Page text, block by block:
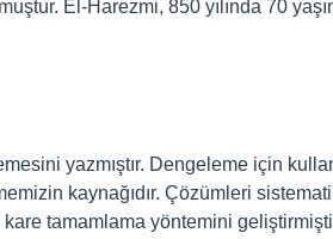
El-Harezmi, 850 yılında 70
yazmıştır. Dengeleme için
kaynağıdır. Çözümleri
tamamlama yöntemini